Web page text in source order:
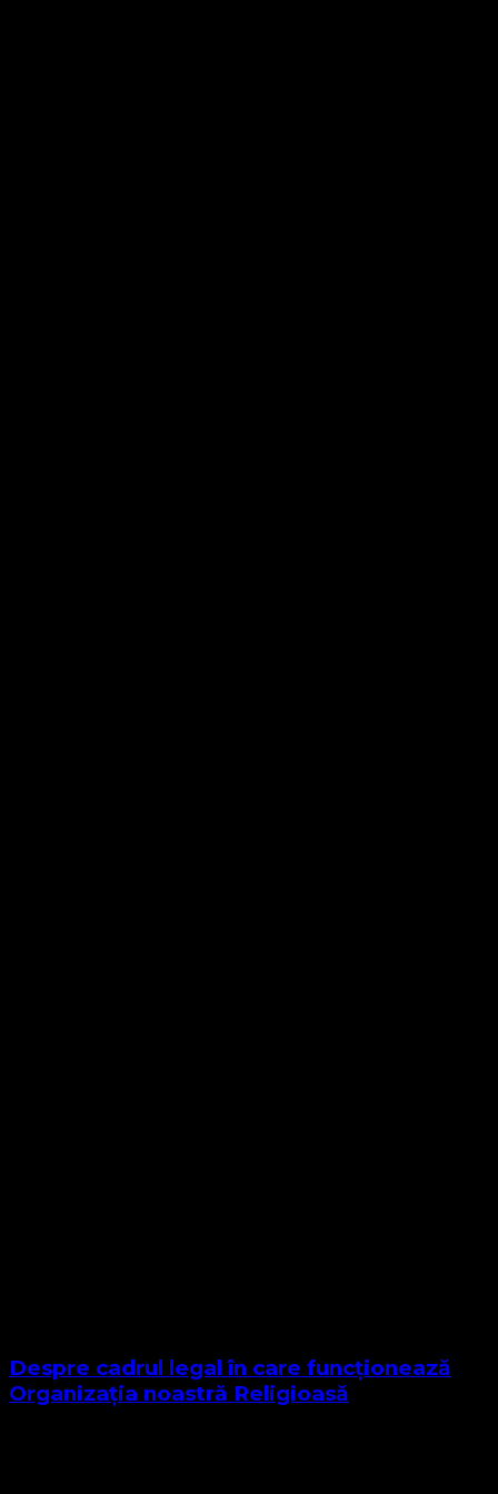
Despre cadrul legal în care funcționează
Organizația noastră Religioasă